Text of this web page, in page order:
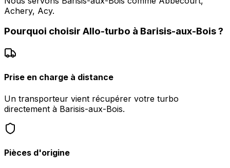
Achery, Acy.
Pourquoi choisir Allo-turbo à Barisis-aux-Bois?
Prise en charge à distance
Un transporteur vient récupérer votre turbo
directement à Barisis-aux-Bois.
Pièces d'origine